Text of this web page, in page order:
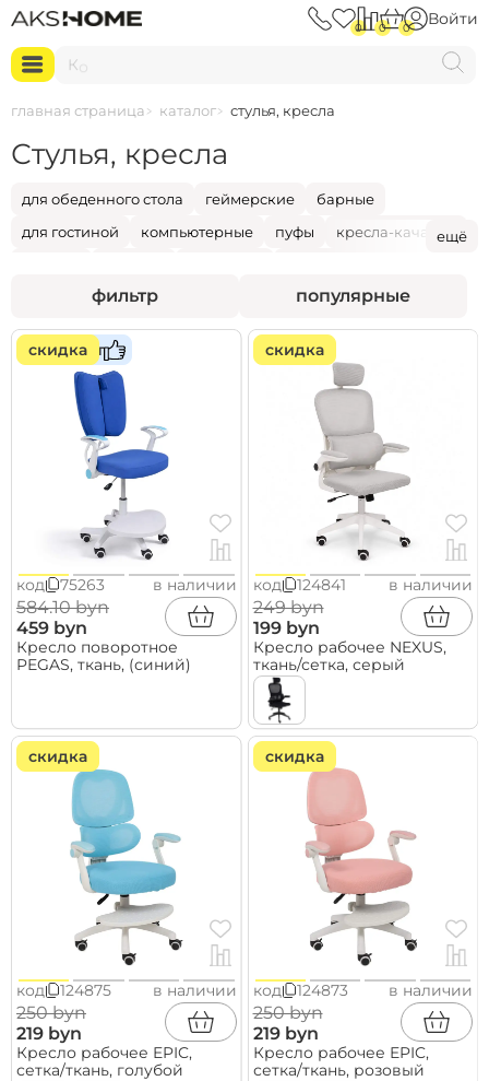
0 0 0 Войти
К
главная страница каталог стулья, кресла
Стулья, кресла
для обеденного стола геймерские
барные
для гостиной
компьютерные пуфы
кресла-качалки
ещё
фильтр популярные
скидкахит
код 75263 в наличии
584.10 byn
459 byn
Кресло поворотное
PEGAS, ткань, (синий)
скидка
код 124841 в наличии
249 byn
199 byn
Кресло рабочее NEXUS,
ткань/сетка, серый
скидка
код 124875 в наличии
250 byn
219 byn
Кресло рабочее EPIC,
сетка/ткань, голубой
скидка
код 124873 в наличии
250 byn
219 byn
Кресло рабочее EPIC,
сетка/ткань, розовый